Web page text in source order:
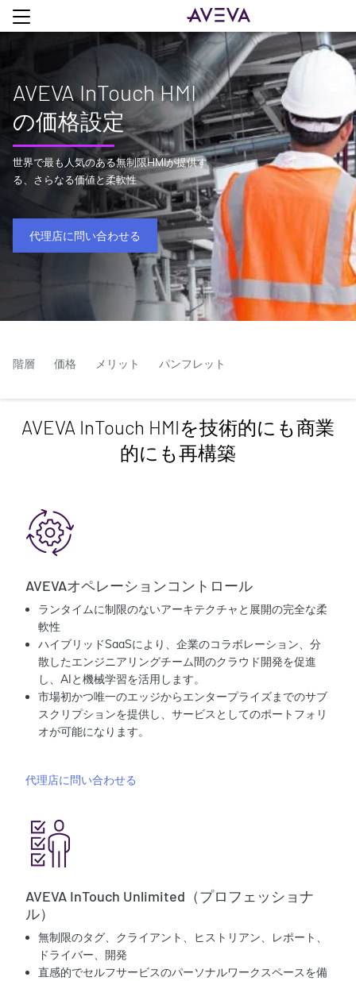
AVEVA InTouch HMI
の価格設定
世界で最も人気のある無制限HMIが提供す
る、さらなる価値と柔軟性
代理店に問い合わせる
階層 価格 メリット パンフレット
AVEVA InTouch HMIを技術的にも商業
的にも再構築
AVEVAオペレーションコントロール
ランタイムに制限のないアーキテクチャと展開の完全な柔
軟性
ハイブリッドSaaSにより、企業のコラボレーション、分
散したエンジニアリングチーム間のクラウド開発を促進
し、AIと機械学習を活用します。
市場初かつ唯一のエッジからエンタープライズまでのサブ
スクリプションを提供し、サービスとしてのポートフォリ
オが可能になります。
代理店に問い合わせる
AVEVA InTouch Unlimited（プロフェッショナ
ル）
無制限のタグ、クライアント、ヒストリアン、レポート、
ドライバー、開発
直感的でセルフサービスのパーソナルワークスペースを備